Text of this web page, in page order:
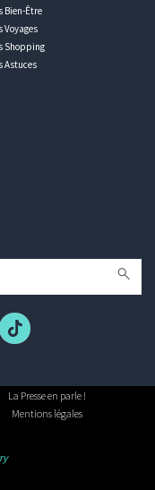
Bien-Être
Voyages
Shopping
Astuces
La Presse en parle !
Mentions légales